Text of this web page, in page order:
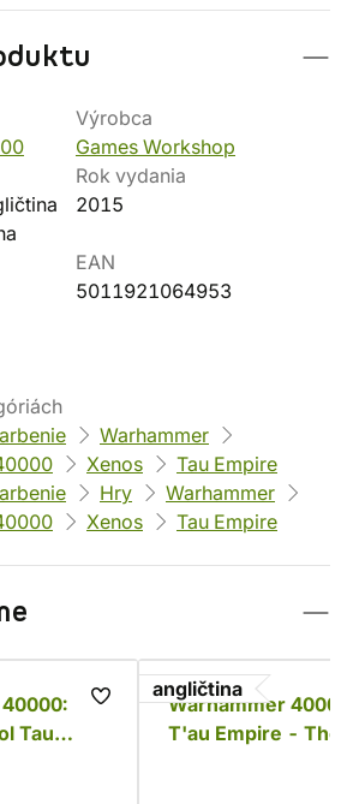
Výrobca
Games Workshop
Rok vydania
2015
EAN
5011921064953
Warhammer
Xenos
Tau Empire
Hry
Warhammer
Xenos Tau Empire
Tau
angličtina
Warhammer 40000:
T'au Empire - The